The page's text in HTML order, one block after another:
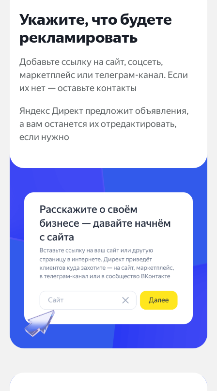
Укажите, что будете
рекламировать
Добавьте ссылку на сайт, соцсеть,
маркетплейс или телеграм-канал. Если
их нет — оставьте контакты
Яндекс Директ предложит объявления,
а вам останется их отредактировать,
если нужно